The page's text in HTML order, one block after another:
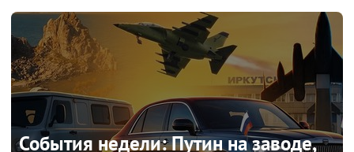
События недели: Путин на заводе,